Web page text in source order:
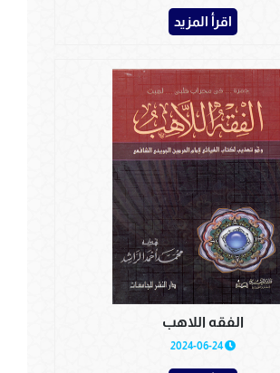
اقرأ المزيد
الفقه اللاهب
2024-06-24